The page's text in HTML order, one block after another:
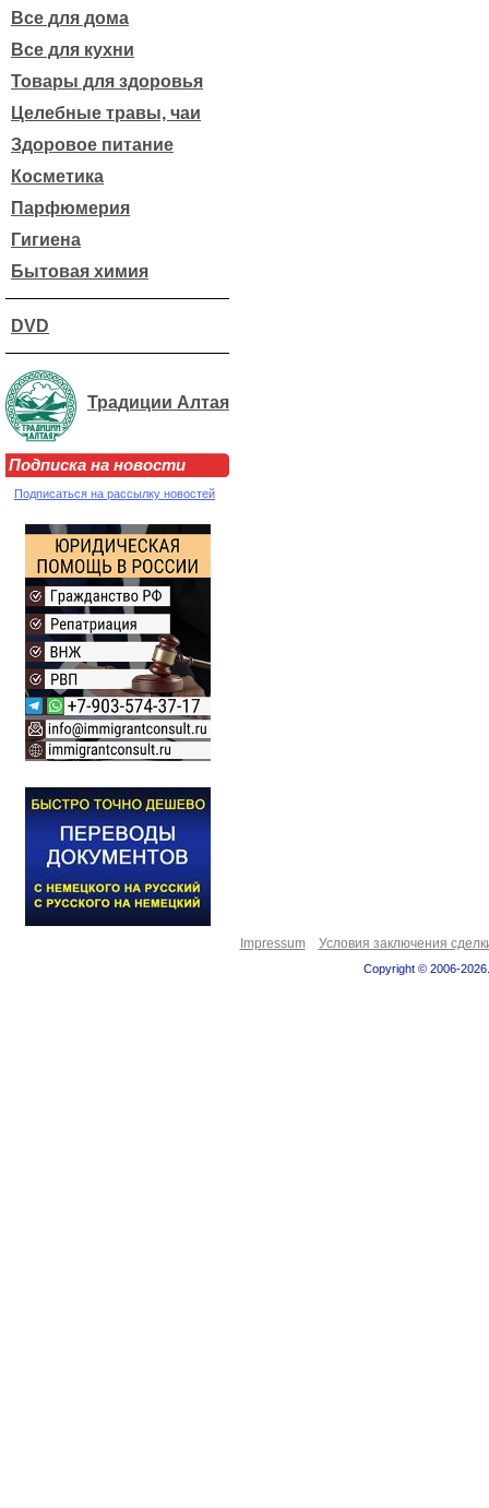
Все для дома
Все для кухни
Товары для здоровья
Целебные травы, чаи
Здоровое питание
Косметика
Парфюмерия
Гигиена
Бытовая химия
DVD
Традиции Алтая
Подписка на новости
Подписаться на рассылку новостей
Impressum Условия заключения
Copyright © 2006-